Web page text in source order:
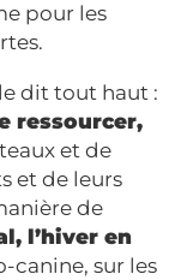
pour les
dit tout haut :
ressourcer,
et de
et de leurs
de
l’hiver en
canine, sur les